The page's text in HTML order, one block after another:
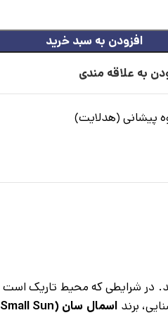
افزودن به سبد خرید
به علاقه مندی
پیشانی (هدلایت)
در شرایطی که محیط تاریک
برند اسمال سان (Small Sun)